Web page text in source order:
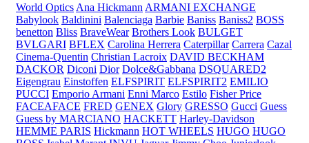
World Optics Ana Hickmann ARMANI EXCHANGE
Babylook Baldinini Balenciaga Barbie Baniss Baniss2 BOSS
benetton Bliss BraveWear Brothers Look BULGET
BVLGARI BFLEX Carolina Herrera Caterpillar Carrera Cazal
Cinema-Quentin Christian Lacroix DAVID BECKHAM
DACKOR Diconi Dior Dolce&Gabbana DSQUARED2
Eigengrau Einstoffen ELFSPIRIT ELFSPIRIT2 EMILIO
PUCCI Emporio Armani Enni Marco Estilo Fisher Price
FACEAFACE FRED GENEX Glory GRESSO Gucci Guess
Guess by MARCIANO HACKETT Harley-Davidson
HEMME PARIS Hickmann HOT WHEELS HUGO HUGO